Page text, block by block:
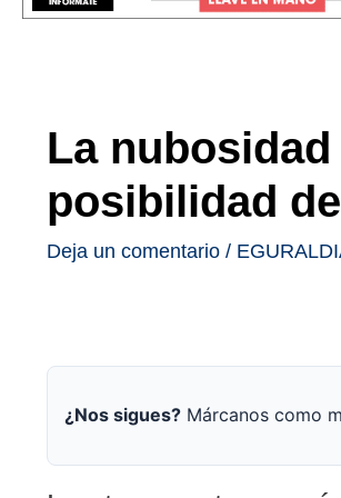
La
posibilidad
Deja un comentario /
¿Nos sigues? Márcanos como